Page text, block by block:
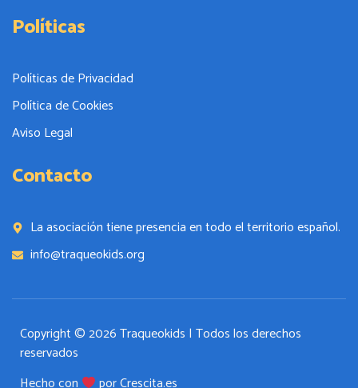
Políticas
Políticas de Privacidad
Política de Cookies
Aviso Legal
Contacto
La asociación tiene presencia en todo el territorio español.
info@traqueokids.org
Copyright © 2026 Traqueokids | Todos los derechos
reservados
Hecho con
por Crescita.es